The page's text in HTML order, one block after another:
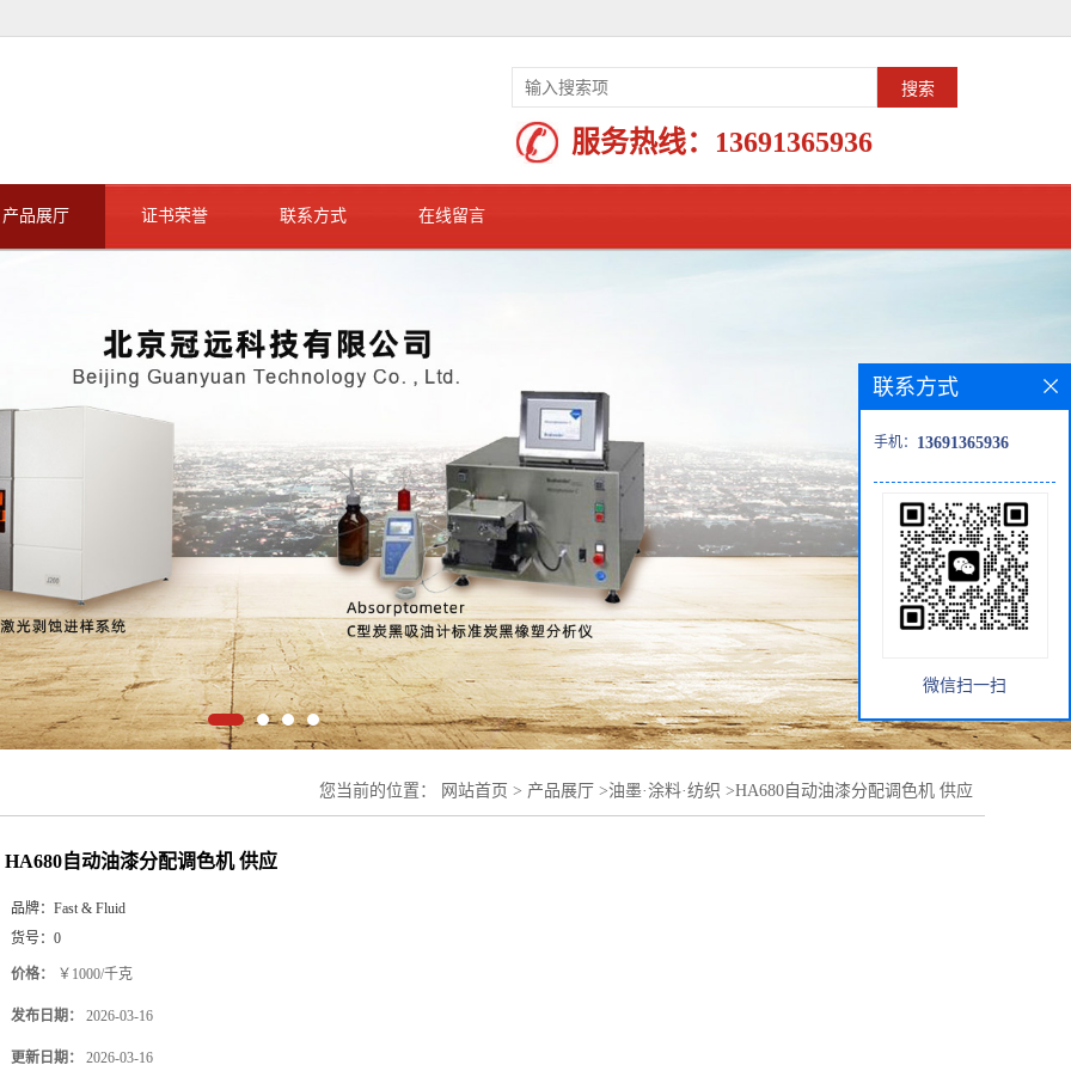
服务热线： 13691365936
产品展厅 证书荣誉 联系方式 在线留言
您当前的位置： 网站首页 > 产品展厅 >油墨·涂料·纺织 >HA680自动油漆分配调色机 供应
HA680自动油漆分配调色机 供应
品牌： Fast & Fluid
货号： 0
价格： ￥1000/千克
发布日期： 2026-03-16
更新日期： 2026-03-16
联系方式
手机： 13691365936
微信扫一扫